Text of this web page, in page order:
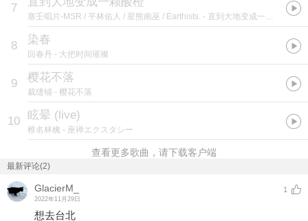
7
塞壬唱片-MSR / 平林佑人 / 星熊南巫 / Earthists. - 直到大地变成一颗酸橙OST
8 染春
回春丹 - 大把时间璀璨
9 樱花不落
裁缝铺 - 樱花不落
10 眩晕 (live)
椎名林檎 - 座禅エクスタシー
查看更多歌曲，请下载客户端
最新评论(2)
GlacierM_
2022年11月29日
1
想去台北